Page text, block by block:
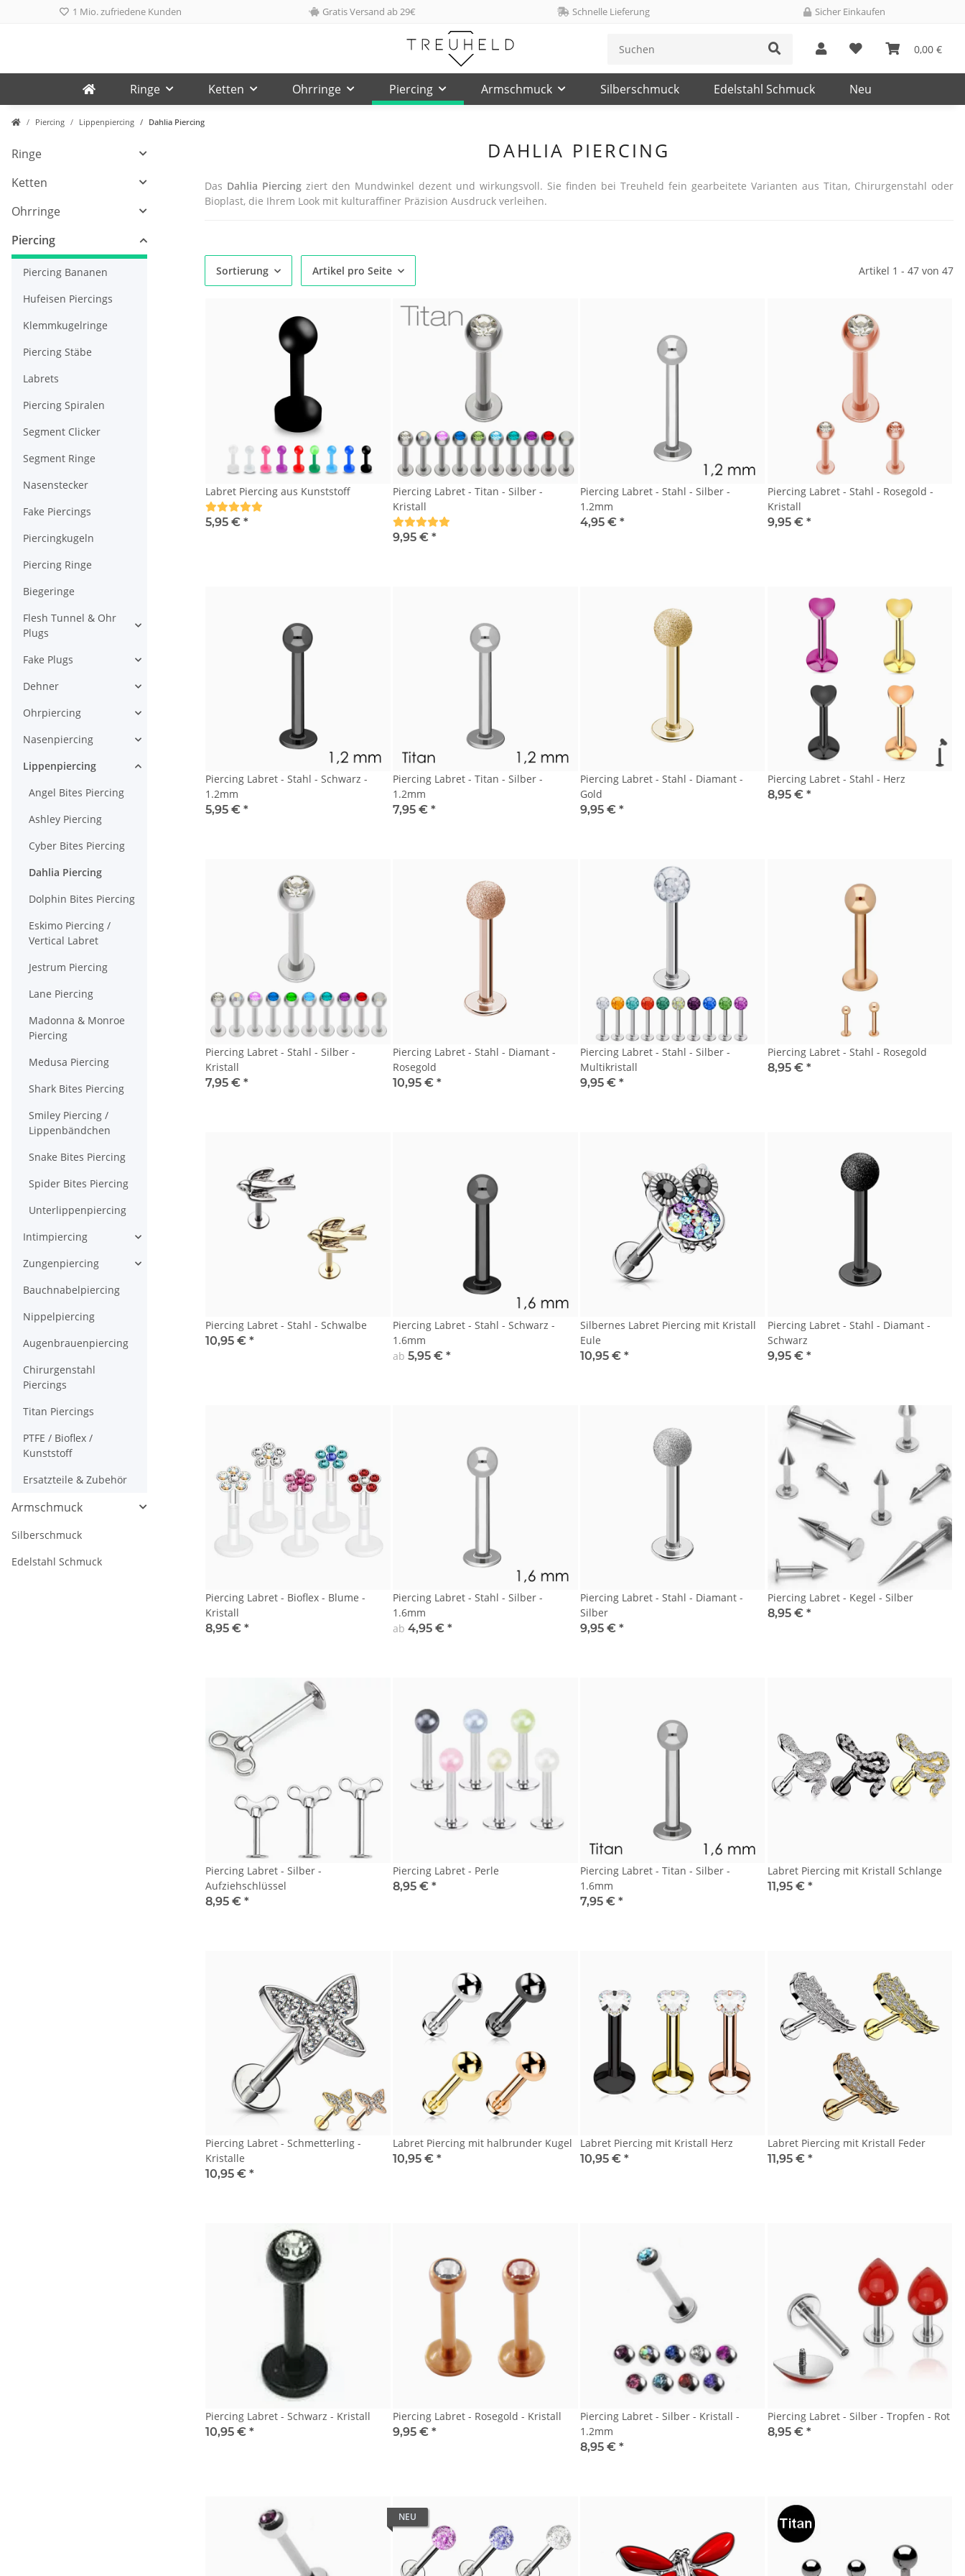
1 Mio. zufriedene Kunden Gratis Versand ab 29€ Schnelle Lieferung Sicher Einkaufen
0,00 €
Ringe Ketten Ohrringe Piercing Armschmuck Silberschmuck Edelstahl Schmuck Neu
Piercing Lippenpiercing Dahlia Piercing
DAHLIA PIERCING
Das Dahlia Piercingziert den Mundwinkel dezent und wirkungsvoll. Sie finden bei Treuheld fein gearbeitete Varianten aus Titan, Chirurgenstahl oder
Bioplast, die Ihrem Look mit kulturaffiner Präzision Ausdruck verleihen.
Sortierung Artikel pro Seite Artikel 1 - 47 von 47
Labret Piercing aus Kunststoff
5,95 €*
Piercing Labret - Titan - Silber -
Kristall
9,95 €*
Piercing Labret - Stahl - Silber -
1.2mm
4,95 € *
Piercing Labret - Stahl - Rosegold -
Kristall
9,95 € *
Piercing Labret - Stahl - Schwarz -
1.2mm
5,95 €*
Piercing Labret - Titan - Silber -
1.2mm
7,95 €*
Piercing Labret - Stahl - Diamant -
Gold
9,95 € *
Piercing Labret - Stahl - Herz
8,95 € *
Piercing Labret - Stahl - Silber -
Kristall
7,95 €*
Piercing Labret - Stahl - Diamant -
Rosegold
10,95 €*
Piercing Labret - Stahl - Silber -
Multikristall
9,95 € *
Piercing Labret - Stahl - Rosegold
8,95 € *
Piercing Labret - Stahl - Schwalbe
10,95 €*
Piercing Labret - Stahl - Schwarz -
1.6mm
ab5,95 €*
Silbernes Labret Piercing mit Kristall
Eule
10,95 € *
Piercing Labret - Stahl - Diamant -
Schwarz
9,95 € *
Piercing Labret - Bioflex - Blume -
Kristall
8,95 €*
Piercing Labret - Stahl - Silber -
1.6mm
ab4,95 €*
Piercing Labret - Stahl - Diamant -
Silber
9,95 € *
Piercing Labret - Kegel - Silber
8,95 € *
Piercing Labret - Silber -
Aufziehschlüssel
8,95 €*
Piercing Labret - Perle
8,95 €*
Piercing Labret - Titan - Silber -
1.6mm
7,95 € *
Labret Piercing mit Kristall Schlange
11,95 € *
Piercing Labret - Schmetterling -
Kristalle
10,95 €*
Labret Piercing mit halbrunder Kugel
10,95 €*
Labret Piercing mit Kristall Herz
10,95 € *
Labret Piercing mit Kristall Feder
11,95 € *
Piercing Labret - Schwarz - Kristall
10,95 €*
Piercing Labret - Rosegold - Kristall
9,95 €*
Piercing Labret - Silber - Kristall -
1.2mm
8,95 € *
Piercing Labret - Silber - Tropfen - Rot
8,95 € *
NEU
Ringe
Ketten
Ohrringe
Piercing
Piercing Bananen
Hufeisen Piercings
Klemmkugelringe
Piercing Stäbe
Labrets
Piercing Spiralen
Segment Clicker
Segment Ringe
Nasenstecker
Fake Piercings
Piercingkugeln
Piercing Ringe
Biegeringe
Flesh Tunnel & Ohr
Plugs
Fake Plugs
Dehner
Ohrpiercing
Nasenpiercing
Lippenpiercing
Angel Bites Piercing
Ashley Piercing
Cyber Bites Piercing
Dahlia Piercing
Dolphin Bites Piercing
Eskimo Piercing /
Vertical Labret
Jestrum Piercing
Lane Piercing
Madonna & Monroe
Piercing
Medusa Piercing
Shark Bites Piercing
Smiley Piercing /
Lippenbändchen
Snake Bites Piercing
Spider Bites Piercing
Unterlippenpiercing
Intimpiercing
Zungenpiercing
Bauchnabelpiercing
Nippelpiercing
Augenbrauenpiercing
Chirurgenstahl
Piercings
Titan Piercings
PTFE / Bioflex /
Kunststoff
Ersatzteile & Zubehör
Armschmuck
Silberschmuck
Edelstahl Schmuck